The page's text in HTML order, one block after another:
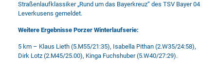
Straßenlaufklassiker „Rund um das Bayerkreuz“ des TSV Bayer 04
Leverkusens gemeldet.
Weitere Ergebnisse Porzer Winterlaufserie:
5 km – Klaus Lieth (5.M55/21:35), Isabella Pithan (2.W35/24:58),
Dirk Lotz (2.M45/25.00), Kinga Fuchshuber (5.W40/27:29).